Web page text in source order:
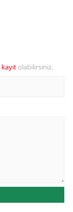
kayıt olabilirsiniz.